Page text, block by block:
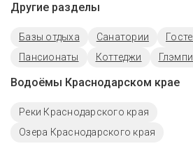
Другие разделы
Базы отдыха Санатории
Пансионаты
Коттеджи
Водоёмы Краснодарском крае
Реки Краснодарского края
Озера Краснодарского края